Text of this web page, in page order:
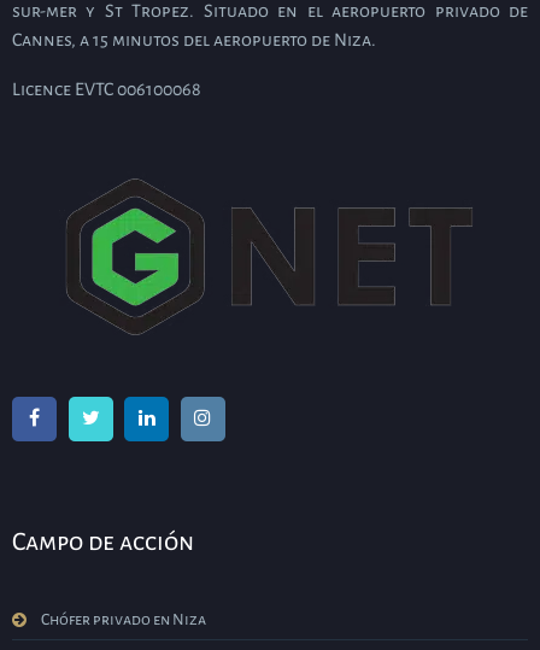
sur-mer y St Tropez. Situado en el aeropuerto privado de
Cannes, a 15 minutos del aeropuerto de Niza.
Licence EVTC 006100068
Campo de acción
Chófer privado en Niza